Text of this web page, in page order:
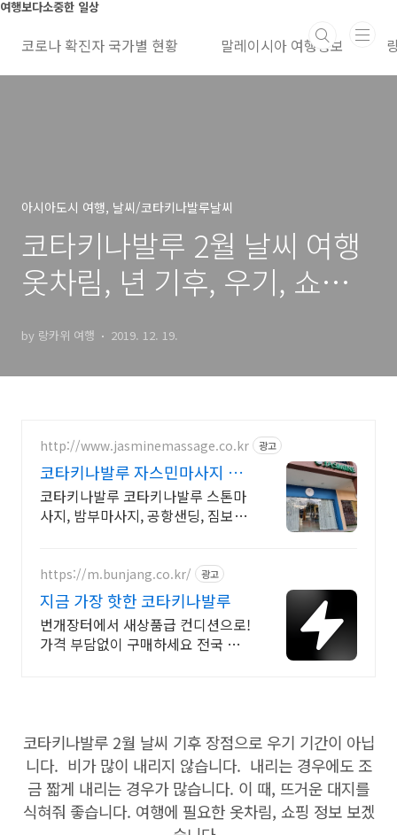
본문 바로가기
여행보다소중한 일상
코로나 확진자 국가별 현황 말레이시아 여행정보
아시아도시 여행, 날씨/코타키나발루날씨
코타키나발루 2월 날씨 여행
옷차림, 년 기후, 우기, 쇼핑
by 랑카위 여행 2019. 12. 19.
http://www.jasminemassage.co.kr 광고
코타키나발루 자스민마사지 한
국인 운영샵
코타키나발루 코타키나발루 스톤마
사지, 밤부마사지, 공항샌딩, 짐보관,
https://m.bunjang.co.kr/ 광고
지금 가장 핫한 코타키나발루
번개장터에서 새상품급 컨디션으로!
가격 부담없이 구매하세요 전국 각
코타키나발루 2월 날씨 기후 장점으로 우기 기간이 아닙
니다. 비가 많이 내리지 않습니다. 내리는 경우에도 조
금 짧게 내리는 경우가 많습니다. 이 때, 뜨거운 대지를
식혀줘 좋습니다. 여행에 필요한 옷차림, 쇼핑 정보 보겠